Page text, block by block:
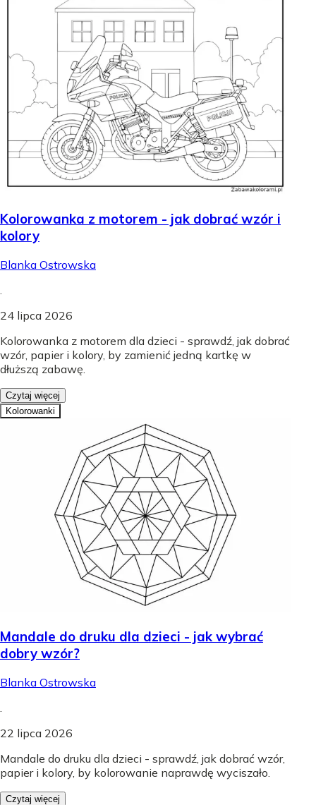
Kolorowanka z motorem - jak dobrać wzór i
kolory
Blanka Ostrowska
24 lipca 2026
Kolorowanka z motorem dla dzieci - sprawdź, jak dobrać
wzór, papier i kolory, by zamienić jedną kartkę w
dłuższą zabawę.
Czytaj więcej
Kolorowanki
Mandale do druku dla dzieci - jak wybrać
dobry wzór?
Blanka Ostrowska
22 lipca 2026
Mandale do druku dla dzieci - sprawdź, jak dobrać wzór,
papier i kolory, by kolorowanie naprawdę wyciszało.
Czytaj więcej